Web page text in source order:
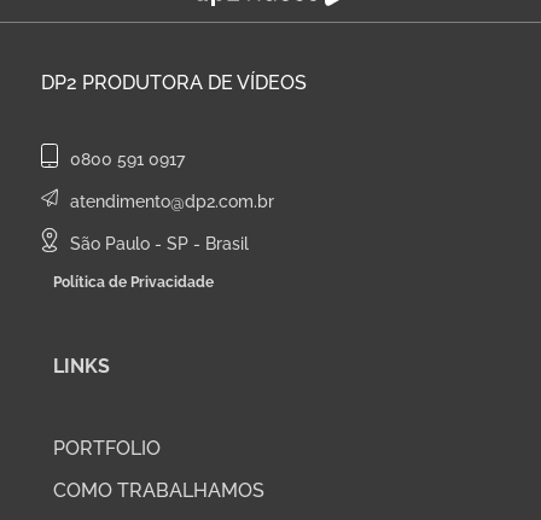
DP2 PRODUTORA DE VÍDEOS
0800 591 0917
atendimento@dp2.com.br
São Paulo - SP - Brasil
Política de Privacidade
LINKS
PORTFOLIO
COMO TRABALHAMOS